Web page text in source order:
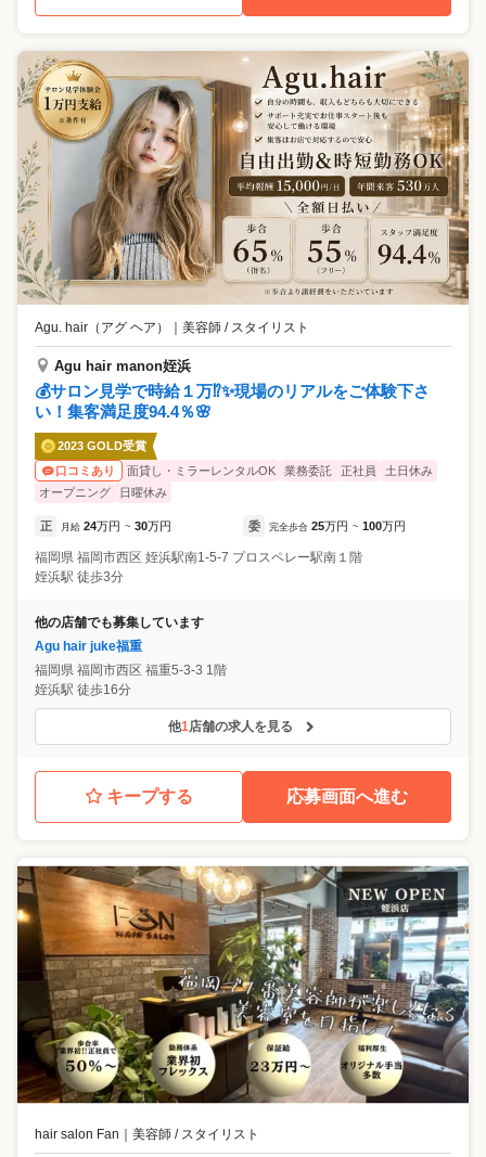
Agu. hair（アグ ヘア） 美容師 / スタイリスト
Agu hair manon姪浜
💰サロン見学で時給１万⁉✨現場のリアルをご体験下さ
い！集客満足度94.4％🌸
2023 GOLD受賞
口コミあり
面貸し・ミラーレンタルOK 業務委託 正社員
土日休み
オープニング
日曜休み
正 月給 24万円 ~ 30万円 委 完全歩合 25万円 ~ 100万円
福岡県 福岡市西区 姪浜駅南1-5-7 プロスペレー駅南１階
姪浜駅 徒歩3分
他の店舗でも募集しています
Agu hair juke福重
福岡県 福岡市西区 福重5-3-3 1階
姪浜駅 徒歩16分
他1店舗の求人を見る
キープする 応募画面へ進む
hair salon Fan 美容師 / スタイリスト